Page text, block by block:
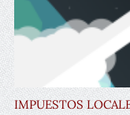
IMPUESTOS